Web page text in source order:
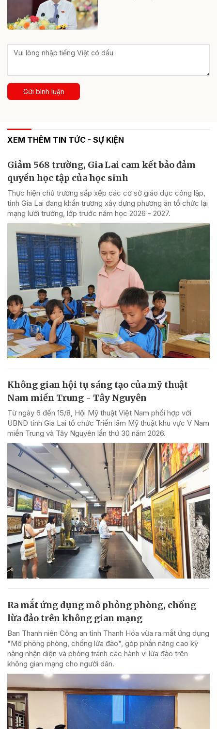
Gửi bình luận
XEM THÊM TIN TỨC - SỰ KIỆN
Giảm 568 trường, Gia Lai cam kết bảo đảm
quyền học tập của học sinh
Thực hiện chủ trương sắp xếp các cơ sở giáo dục công lập,
tỉnh Gia Lai đang khẩn trương xây dựng phương án tổ chức lại
mạng lưới trường, lớp trước năm học 2026 - 2027.
Không gian hội tụ sáng tạo của mỹ thuật
Nam miền Trung - Tây Nguyên
Từ ngày 6 đến 15/8, Hội Mỹ thuật Việt Nam phối hợp với
UBND tỉnh Gia Lai tổ chức Triển lãm Mỹ thuật khu vực V Nam
miền Trung và Tây Nguyên lần thứ 30 năm 2026.
Ra mắt ứng dụng mô phỏng phòng, chống
lừa đảo trên không gian mạng
Ban Thanh niên Công an tỉnh Thanh Hóa vừa ra mắt ứng dụng
"Mô phỏng phòng, chống lừa đảo", góp phần nâng cao kỹ
năng nhận diện và phòng tránh các hành vi lừa đảo trên
không gian mạng cho người dân.